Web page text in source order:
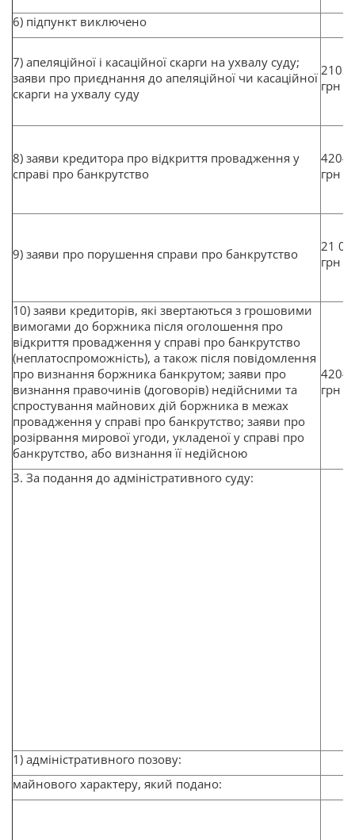
6) підпункт виключено
7) апеляційної і касаційної скарги на ухвалу суду;
заяви про приєднання до апеляційної чи касаційної
скарги на ухвалу суду
2102
грн
8) заяви кредитора про відкриття провадження у
справі про банкрутство
4204
грн
9) заяви про порушення справи про банкрутство
21
грн
10) заяви кредиторів, які звертаються з грошовими
вимогами до боржника після оголошення про
відкриття провадження у справі про банкрутство
(неплатоспроможність), а також після повідомлення
про визнання боржника банкрутом; заяви про
визнання правочинів (договорів) недійсними та
спростування майнових дій боржника в межах
провадження у справі про банкрутство; заяви про
розірвання мирової угоди, укладеної у справі про
банкрутство, або визнання її недійсною
4204
грн
3. За подання до адміністративного суду:
1) адміністративного позову:
майнового характеру, який подано: